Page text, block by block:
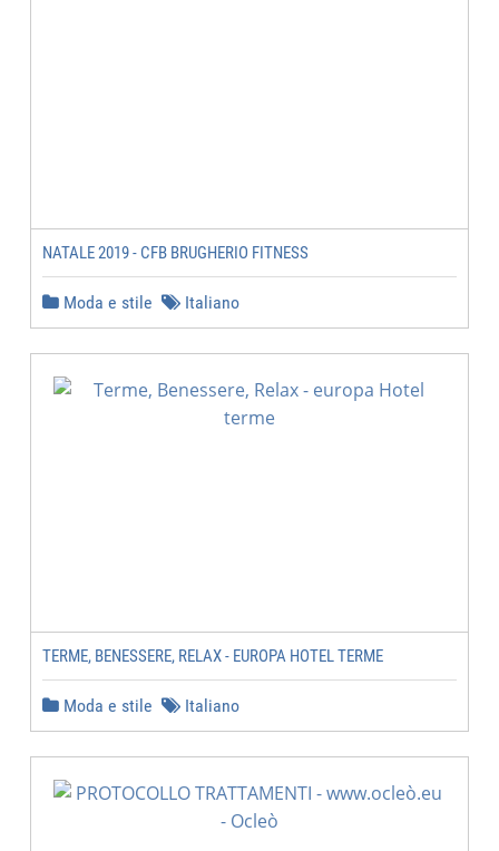
NATALE 2019 - CFB BRUGHERIO FITNESS
Moda e stile Italiano
TERME, BENESSERE, RELAX - EUROPA HOTEL TERME
Moda e stile Italiano